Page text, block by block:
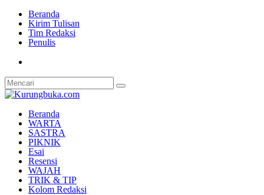
Beranda
Kirim Tulisan
Tim Redaksi
Penulis
Beranda
WARTA
SASTRA
PIKNIK
Esai
Resensi
WAJAH
TRIK & TIP
Kolom Redaksi